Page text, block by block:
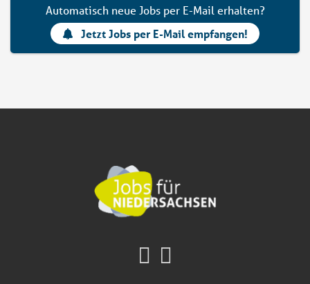
Automatisch neue Jobs per E-Mail erhalten?
Jetzt Jobs per E-Mail empfangen!